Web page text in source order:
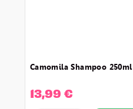
camomila shampoo 250ml
13,99 €